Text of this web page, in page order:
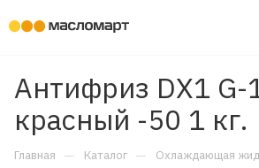
Антифриз DX1 G-
красный -50 1 кг.
Главная — Каталог — Охлаждающая